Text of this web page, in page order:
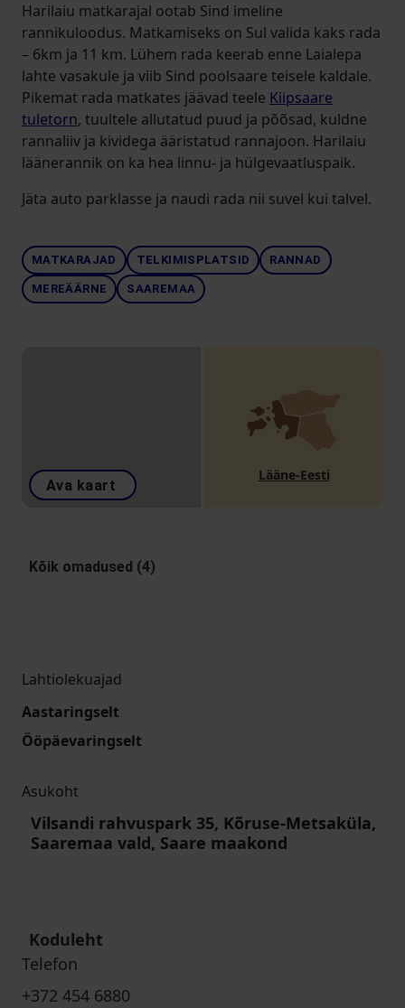
Harilaiu matkarajal ootab Sind imeline
rannikuloodus. Matkamiseks on Sul valida kaks rada
– 6km ja 11 km. Lühem rada keerab enne Laialepa
lahte vasakule ja viib Sind poolsaare teisele kaldale.
Pikemat rada matkates jäävad teele Kiipsaare
tuletorn, tuultele allutatud puud ja põõsad, kuldne
rannaliiv ja kividega ääristatud rannajoon. Harilaiu
läänerannik on ka hea linnu- ja hülgevaatluspaik.
Jäta auto parklasse ja naudi rada nii suvel kui talvel.
MATKARAJAD TELKIMISPLATSID RANNAD
MEREÄÄRNE SAAREMAA
Ava kaart
Lääne-Eesti
Kõik omadused (4)
Lahtiolekuajad
Aastaringselt
Ööpäevaringselt
Asukoht
Vilsandi rahvuspark 35, Kõruse-Metsaküla,
Saaremaa vald, Saare maakond
Koduleht
Telefon
+372 454 6880